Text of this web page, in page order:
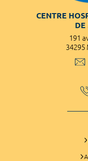
CENTRE
DE
191
34295